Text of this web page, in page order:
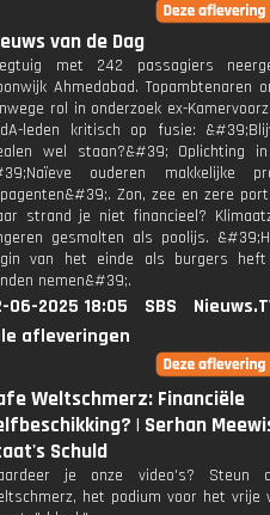
van de Dag
met 242 passagiers
Ahmedabad. Topambtenaren
rol in onderzoek ex-
leden kritisch op fusie:
wel staan?&#39; Oplichting
ouderen makkelijke
Zon, zee en zere
strand je niet financieel?
gesmolten als poolijs.
van het einde als burgers
nemen&#39;.
06-2025 18:05 SBS
afleveringen
Weltschmerz: Financiële
| Serhan
Schuld
je onze video's? Steun
het podium voor het vrije